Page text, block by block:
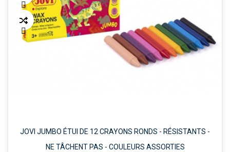


JOVI JUMBO ÉTUI DE 12 CRAYONS RONDS - RÉSISTANTS -
NE TÂCHENT PAS - COULEURS ASSORTIES